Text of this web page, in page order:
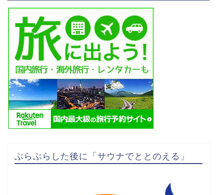
ぶらぶらした後に「サウナでととのえる」